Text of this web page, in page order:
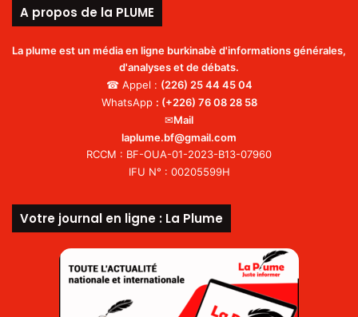
A propos de la PLUME
La plume est un média en ligne burkinabè d'informations générales,
d'analyses et de débats.
☎ Appel : (226) 25 44 45 04
WhatsApp : (+226) 76 08 28 58
✉Mail
laplume.bf@gmail.com
RCCM : BF-OUA-01-2023-B13-07960
IFU N° : 00205599H
Votre journal en ligne : La Plume